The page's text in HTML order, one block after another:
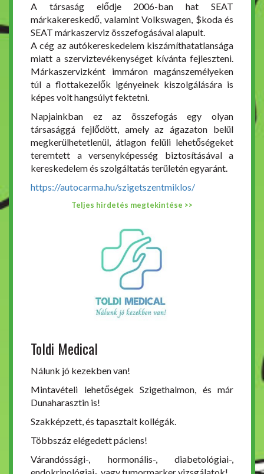
A társaság elődje 2006-ban hat SEAT
márkakereskedő, valamint Volkswagen, $koda és
SEAT márkaszerviz összefogásával alapult.
A cég az autókereskedelem kiszámíthatatlansága
miatt a szerviztevékenységet kívánta fejleszteni.
Márkaszervizként immáron magánszemélyeken
túl a flottakezelők igényeinek kiszolgálására is
képes volt hangsúlyt fektetni.
Napjainkban ez az összefogás egy olyan
társasággá fejlődött, amely az ágazaton belül
megkerülhetetlenül, átlagon felüli lehetőségeket
teremtett a versenyképesség biztosításával a
kereskedelem és szolgáltatás területén egyaránt.
https://autocarma.hu/szigetszentmiklos/
Teljes hirdetés megtekintése >>
Toldi Medical
Nálunk jó kezekben van!
Mintavételi lehetőségek Szigethalmon, és már
Dunaharasztin is!
Szakképzett, és tapasztalt kollégák.
Többszáz elégedett páciens!
Várandóssági-, hormonális-, diabetológiai-,